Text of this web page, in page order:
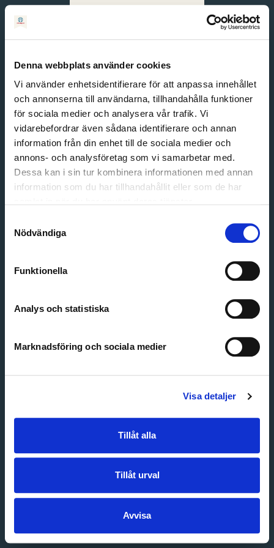
Denna webbplats använder cookies
Vi använder enhetsidentifierare för att anpassa innehållet
och annonserna till användarna, tillhandahålla funktioner
för sociala medier och analysera vår trafik. Vi
vidarebefordrar även sådana identifierare och annan
information från din enhet till de sociala medier och
annons- och analysföretag som vi samarbetar med.
Dessa kan i sin tur kombinera informationen med annan
information som du har tillhandahållit eller som de har
Nödvändiga
Funktionella
Analys och statistiska
Marknadsföring och sociala medier
Visa detaljer
Tillåt alla
Tillåt urval
Avvisa
English
Svenska
Email address
Customer service